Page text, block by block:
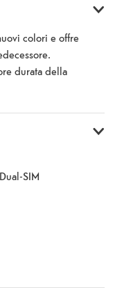
colori e offre
durata della
anche nelle
AMOLED
al tuo
le immagini
mancanti di
creativo. La
fotocamera
Multi-Frame,
e un
3x. Anche la
SIM